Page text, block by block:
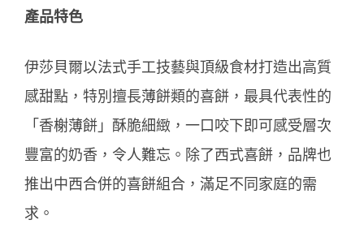
產品特色
伊莎貝爾以法式手工技藝與頂級食材打造出高質
感甜點，特別擅長薄餅類的喜餅，最具代表性的
「香榭薄餅」酥脆細緻，一口咬下即可感受層次
豐富的奶香，令人難忘。除了西式喜餅，品牌也
推出中西合併的喜餅組合，滿足不同家庭的需
求。